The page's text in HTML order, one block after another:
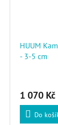
HUUM
- 3-5 cm
1 070 Kč
Do